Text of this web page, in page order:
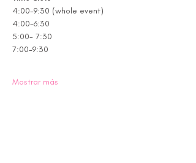
4:00-9:30 (whole event)
4:00-6:30
5:00- 7:30
7:00-9:30
Mostrar más